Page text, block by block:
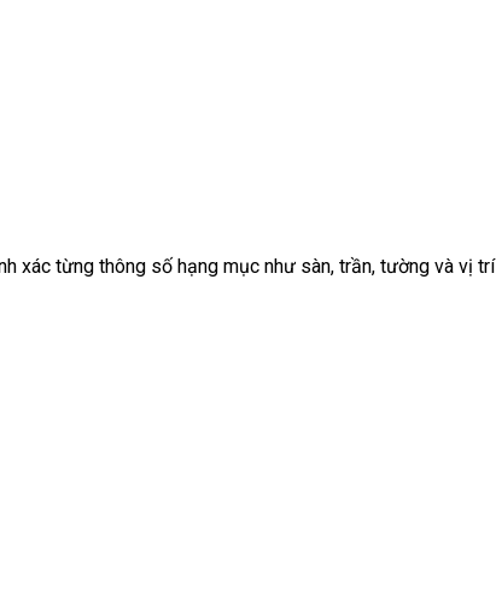
xác từng thông số hạng mục như sàn, trần, tường và vị